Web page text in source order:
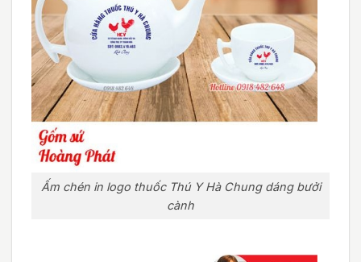
Ấm chén in logo thuốc Thú Y Hà Chung dáng bưởi
cành